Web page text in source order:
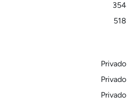
354
518
Privado
Privado
Privado